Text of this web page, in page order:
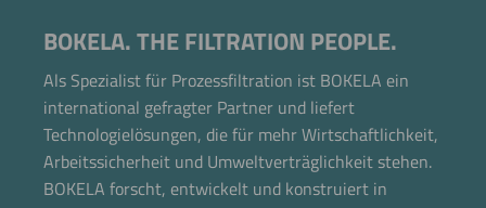
BOKELA. THE FILTRATION PEOPLE.
Als Spezialist für Prozessfiltration ist BOKELA ein
international gefragter Partner und liefert
Technologielösungen, die für mehr Wirtschaftlichkeit,
Arbeitssicherheit und Umweltverträglichkeit stehen.
BOKELA forscht, entwickelt und konstruiert in